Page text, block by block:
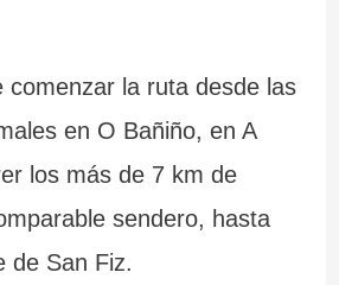
comenzar la ruta desde las
en O Bañiño, en A
los más de 7 km de
sendero, hasta
de San Fiz.